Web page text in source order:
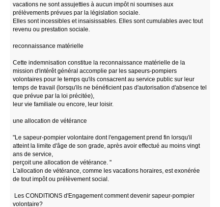
vacations ne sont assujetties à aucun impôt ni soumises aux
prélèvements prévues par la législation sociale.
Elles sont incessibles et insaisissables. Elles sont cumulables avec tout
revenu ou prestation sociale.
reconnaissance matérielle
Cette indemnisation constitue la reconnaissance matérielle de la
mission d'intérêt général accomplie par les sapeurs-pompiers
volontaires pour le temps qu'ils consacrent au service public sur leur
temps de travail (lorsqu'ils ne bénéficient pas d'autorisation d'absence tel
que prévue par la loi précitée),
leur vie familiale ou encore, leur loisir.
une allocation de vétérance
"Le sapeur-pompier volontaire dont l'engagement prend fin lorsqu'il
atteint la limite d'âge de son grade, après avoir effectué au moins vingt
ans de service,
perçoit une allocation de vétérance. "
L'allocation de vétérance, comme les vacations horaires, est exonérée
de tout impôt ou prélèvement social.
Les CONDITIONS d'Engagement comment devenir sapeur-pompier
volontaire?